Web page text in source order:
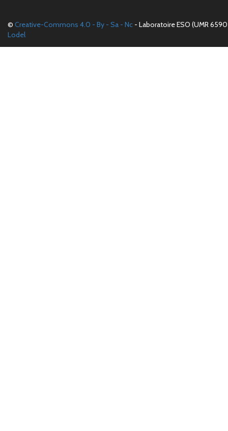
© Creative-Commons 4.0 - By - Sa - Nc - Laboratoire ESO (UMR
Lodel